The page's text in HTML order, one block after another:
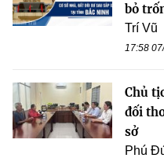
bỏ
Trí Vũ
17:58
Chủ
đối
sở
Phú